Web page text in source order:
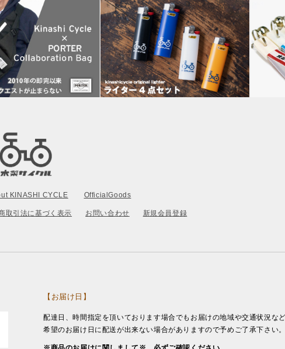
KINASHI CYCLE OfficialGoods
取引法に基づく表示 お問い合わせ 新規会員登録
【お届け日】
配達日、時間指定を頂いております場合でもお届けの地域や交通状況な
希望のお届け日に配送が出来ない場合がありますので予めご了承下さい。